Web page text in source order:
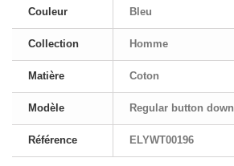
Couleur Bleu
Collection Homme
Matière Coton
Modèle Regular button down
Référence ELYWT00196